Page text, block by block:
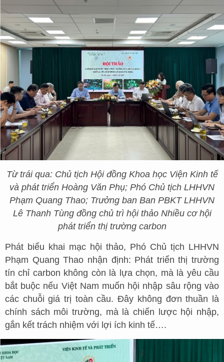
Từ trái qua: Chủ tịch Hội đồng Khoa học Viện Kinh tế
và phát triển Hoàng Văn Phụ; Phó Chủ tịch LHHVN
Phạm Quang Thao; Trưởng ban Ban PBKT LHHVN
Lê Thanh Tùng đồng chủ trì hội thảo Nhiều cơ hội
phát triển thị trường carbon
Phát biểu khai mạc hội thảo, Phó Chủ tịch LHHVN
Phạm Quang Thao nhận định: Phát triển thị trường
tín chỉ carbon không còn là lựa chọn, mà là yêu cầu
bắt buộc nếu Việt Nam muốn hội nhập sâu rộng vào
các chuỗi giá trị toàn cầu. Đây không đơn thuần là
chính sách môi trường, mà là chiến lược hội nhập,
gắn kết trách nhiệm với lợi ích kinh tế….